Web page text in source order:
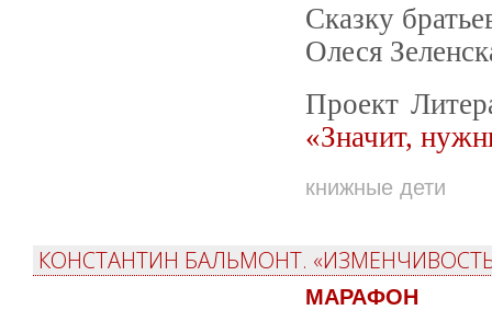
Сказку
Олеся
Проект
«Значит,
книжные дети
КОНСТАНТИН БАЛЬМОНТ.
МАРАФОН